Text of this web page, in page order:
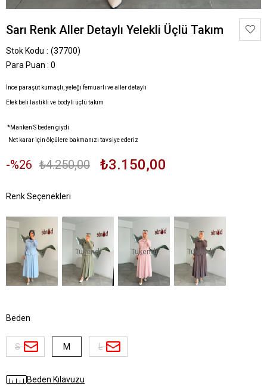
Sarı Renk Aller Detaylı Yelekli Üçlü Takım
Stok Kodu
(37700)
Para Puan : 0
İnce paraşüt kumaşlı, yeleği femuarlı ve aller detaylı
Etek beli lastikli ve bodyli üçlü takım
*Manken S beden giydi
Net karar için ölçülere bakmanızı tavsiye ederiz
26 ₺4.250,00 ₺3.150,00
Tükendi Tükendi Tükendi
Beden
S M L
Beden Kılavuzu